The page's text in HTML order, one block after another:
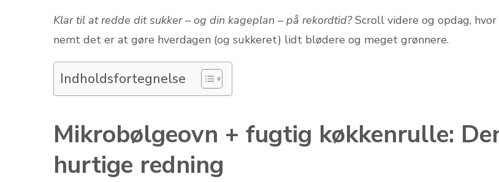
Klar til at redde dit sukker – og din kageplan – på rekordtid?Scroll videre og opdag, hvor
nemt det er at gøre hverdagen (og sukkeret) lidt blødere og meget grønnere.
Indholdsfortegnelse
Mikrobølgeovn + fugtig køkkenrulle:
hurtige redning